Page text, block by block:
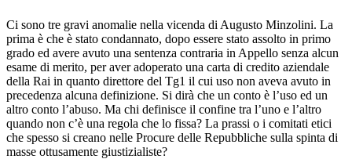
Ci sono tre gravi anomalie nella vicenda di Augusto Minzolini. La
prima è che è stato condannato, dopo essere stato assolto in primo
grado ed avere avuto una sentenza contraria in Appello senza alcun
esame di merito, per aver adoperato una carta di credito aziendale
della Rai in quanto direttore del Tg1 il cui uso non aveva avuto in
precedenza alcuna definizione. Si dirà che un conto è l’uso ed un
altro conto l’abuso. Ma chi definisce il confine tra l’uno e l’altro
quando non c’è una regola che lo fissa? La prassi o i comitati etici
che spesso si creano nelle Procure delle Repubbliche sulla spinta di
masse ottusamente giustizialiste?